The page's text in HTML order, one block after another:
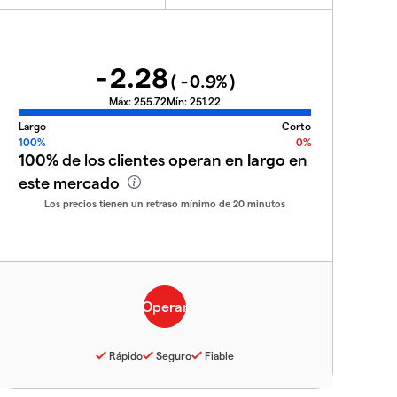
-2.28( -0.9%)
Máx: 255.72Mín: 251.22
Largo
Corto
100%
0%
100%de los clientes operan en largo en
este mercado
Los precios tienen un retraso mínimo de 20 minutos
Rápido Seguro Fiable